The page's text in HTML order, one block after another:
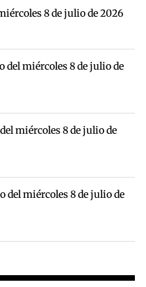
8 de julio de 2026
miércoles 8 de julio de
miércoles 8 de julio de
del miércoles 8 de julio de